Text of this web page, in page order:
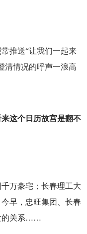
推送“让我们一起来
清情况的呼声一浪高
这个日历故宫是翻不
万豪宅；长春理工大
早，忠旺集团、长春
的关系……